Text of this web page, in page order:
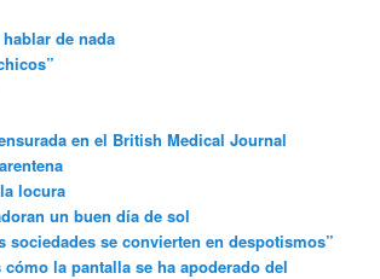
de nada
en el British Medical Journal
locura
un buen día de sol
sociedades se convierten en despotismos”
la pantalla se ha apoderado del